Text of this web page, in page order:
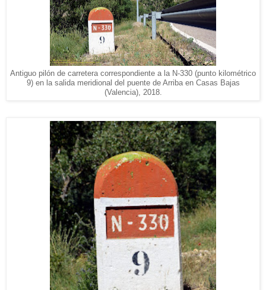
Antiguo pilón de carretera correspondiente a la N-330 (punto kilométrico
9) en la salida meridional del puente de Arriba en Casas Bajas
(Valencia), 2018.